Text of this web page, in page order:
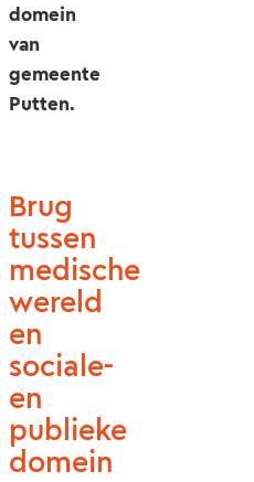
domein
van
gemeente
Putten.
Brug
tussen
medische
wereld
en
sociale-
en
publieke
domein